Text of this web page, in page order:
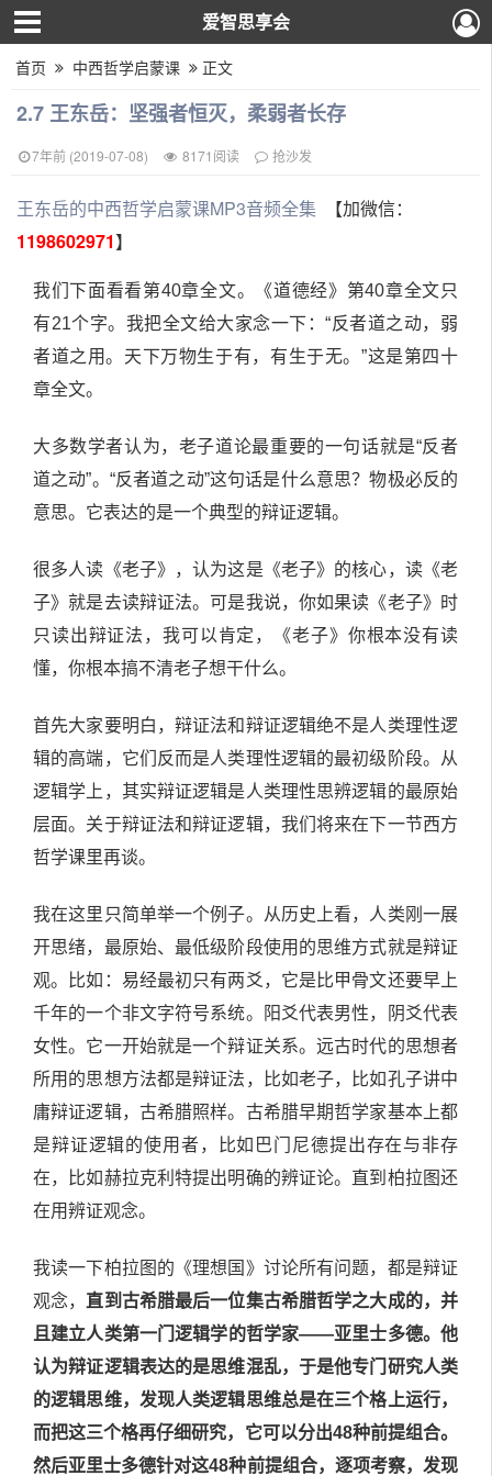
爱智思享会
首页 中西哲学启蒙课 正文
2.7 王东岳：坚强者恒灭，柔弱者长存
7年前 (2019-07-08) 8171阅读 抢沙发
王东岳的中西哲学启蒙课MP3音频全集 【加微信：
1198602971】
我们下面看看第40章全文。《道德经》第40章全文只
有21个字。我把全文给大家念一下：“反者道之动，弱
者道之用。天下万物生于有，有生于无。”这是第四十
章全文。
大多数学者认为，老子道论最重要的一句话就是“反者
道之动”。“反者道之动”这句话是什么意思？物极必反的
意思。它表达的是一个典型的辩证逻辑。
很多人读《老子》，认为这是《老子》的核心，读《老
子》就是去读辩证法。可是我说，你如果读《老子》时
只读出辩证法，我可以肯定，《老子》你根本没有读
懂，你根本搞不清老子想干什么。
首先大家要明白，辩证法和辩证逻辑绝不是人类理性逻
辑的高端，它们反而是人类理性逻辑的最初级阶段。从
逻辑学上，其实辩证逻辑是人类理性思辨逻辑的最原始
层面。关于辩证法和辩证逻辑，我们将来在下一节西方
哲学课里再谈。
我在这里只简单举一个例子。从历史上看，人类刚一展
开思绪，最原始、最低级阶段使用的思维方式就是辩证
观。比如：易经最初只有两爻，它是比甲骨文还要早上
千年的一个非文字符号系统。阳爻代表男性，阴爻代表
女性。它一开始就是一个辩证关系。远古时代的思想者
所用的思想方法都是辩证法，比如老子，比如孔子讲中
庸辩证逻辑，古希腊照样。古希腊早期哲学家基本上都
是辩证逻辑的使用者，比如巴门尼德提出存在与非存
在，比如赫拉克利特提出明确的辨证论。直到柏拉图还
在用辨证观念。
我读一下柏拉图的《理想国》讨论所有问题，都是辩证
观念， 直到古希腊最后一位集古希腊哲学之大成的，并
且建立人类第一门逻辑学的哲学家——亚里士多德。他
认为辩证逻辑表达的是思维混乱，于是他专门研究人类
的逻辑思维，发现人类逻辑思维总是在三个格上运行，
而把这三个格再仔细研究，它可以分出48种前提组合。
然后亚里士多德针对这48种前提组合，逐项考察，发现